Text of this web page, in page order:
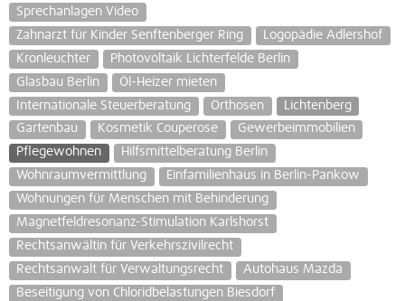
Sprechanlagen Video
Zahnarzt für Kinder Senftenberger Ring
Logopädie Adlershof
Kronleuchter
Photovoltaik Lichterfelde Berlin
Glasbau Berlin
Öl-Heizer mieten
Internationale Steuerberatung
Orthosen
Lichtenberg
Gartenbau
Kosmetik Couperose
Gewerbeimmobilien
Pflegewohnen
Hilfsmittelberatung Berlin
Wohnraumvermittlung
Einfamilienhaus in Berlin-Pankow
Wohnungen für Menschen mit Behinderung
Magnetfeldresonanz-Stimulation Karlshorst
Rechtsanwältin für Verkehrszivilrecht
Rechtsanwalt für Verwaltungsrecht
Autohaus Mazda
Beseitigung von Chloridbelastungen Biesdorf